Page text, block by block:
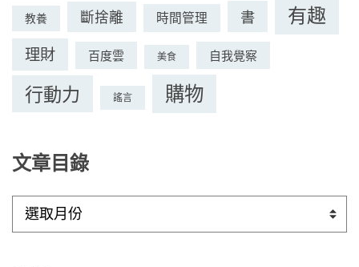
教養 斷捨離 時間管理 書 有趣
理財 百度雲 美食 自我覺察
行動力 謠言 購物
文章目錄
目